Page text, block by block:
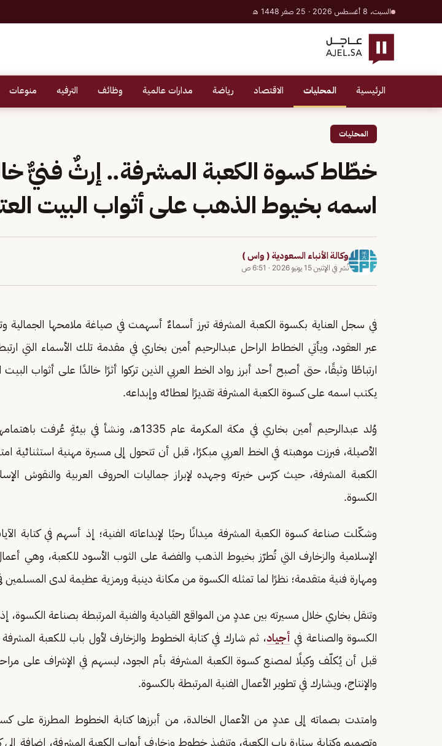
السبت، 8 أغسطس 2026 · 25 صفر 1448 هـ
الرئيسية المحليات الاقتصاد رياضة مدارات عالمية وظائف الترفيه منوعات
المحليات
خطّاط كسوة الكعبة المشرفة.. إرثٌ فنيٌّ
اسمه بخيوط الذهب على أثواب البيت
وكالة الأنباء السعودية ( واس )
نُشر في الإثنين 15 يونيو 2026 · 6:51 ص
في سجل العناية بكسوة الكعبة المشرفة تبرز أسماءٌ أسهمت في صياغة ملامحها الجمالية
عبر العقود، ويأتي الخطاط الراحل عبدالرحيم أمين بخاري في مقدمة تلك الأسماء التي
ارتباطًا وثيقًا، حتى أصبح أحد أبرز رواد الخط العربي الذين تركوا أثرًا خالدًا على أثواب
يكتب اسمه على كسوة الكعبة المشرفة تقديرًا لعطائه وإبداعه.
وُلد عبدالرحيم أمين بخاري في مكة المكرمة عام 1335هـ، ونشأ في
الأصيلة، فبرزت موهبته في الخط العربي مبكرًا، قبل أن تتحول إلى مسيرة مهنية استثنائية
الكعبة المشرفة، حيث كرّس خبرته وجهده لإبراز جماليات الحروف العربية والنقوش
الكسوة.
وشكّلت صناعة كسوة الكعبة المشرفة ميدانًا رحبًا لإبداعاته الفنية؛ إذ أسهم في كتابة
الإسلامية والزخارف التي تُطرّز بخيوط الذهب والفضة على الثوب الأسود للكعبة، وهي
ومهارة فنية متقدمة؛ نظرًا لما تمثله الكسوة من مكانة دينية ورمزية عظيمة لدى المسلمين
وتنقل بخاري خلال مسيرته بين عددٍ من المواقع القيادية والفنية المرتبطة بصناعة الكسوة،
الكسوة والصناعة في أجياد، ثم شارك في كتابة الخطوط والزخارف لأول باب للكعبة
قبل أن يُكلّف وكيلًا لمصنع كسوة الكعبة المشرفة بأم الجود، ليسهم في الإشراف على
والإنتاج، ويشارك في تطوير الأعمال الفنية المرتبطة بالكسوة.
وامتدت بصماته إلى عددٍ من الأعمال الخالدة، من أبرزها كتابة الخطوط المطرزة على
وتصميم وكتابة ستارة باب الكعبة، وتنفيذ خطوط وزخارف أبواب الكعبة المشرفة، إضافة